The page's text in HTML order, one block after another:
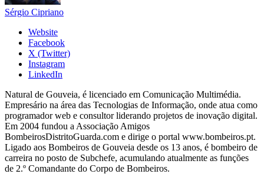
Sérgio Cipriano
Website
Facebook
X (Twitter)
Instagram
LinkedIn
Natural de Gouveia, é licenciado em Comunicação Multimédia.
Empresário na área das Tecnologias de Informação, onde atua como
programador web e consultor liderando projetos de inovação digital.
Em 2004 fundou a Associação Amigos
BombeirosDistritoGuarda.com e dirige o portal www.bombeiros.pt.
Ligado aos Bombeiros de Gouveia desde os 13 anos, é bombeiro de
carreira no posto de Subchefe, acumulando atualmente as funções
de 2.º Comandante do Corpo de Bombeiros.